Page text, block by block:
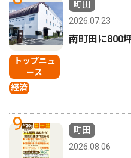
トップニュ
ース
経済
町田
2026.07.23
南町田に800
9
町田
2026.08.06